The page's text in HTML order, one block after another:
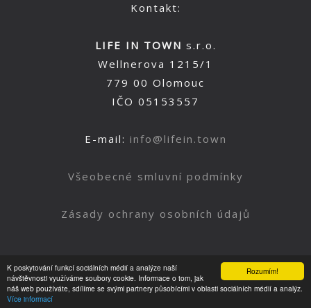
Rozumím!
K poskytování funkcí sociálních médií a analýze naší
návštěvnosti využíváme soubory cookie. Informace o tom, jak
náš web používáte, sdílíme se svými partnery působícími v oblasti sociálních médií a analýz.
Více informací
Kontakt:
LIFE IN TOWN s.r.o.
Wellnerova 1215/1
779 00 Olomouc
IČO 05153557
E-mail: info@lifein.town
Všeobecné smluvní podmínky
Zásady ochrany osobních údajů
Nahoru